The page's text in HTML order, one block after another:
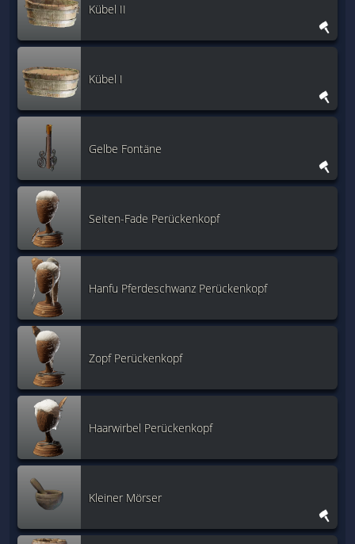
Kübel II
Kübel I
Gelbe Fontäne
Seiten-Fade Perückenkopf
Hanfu Pferdeschwanz Perückenkopf
Zopf Perückenkopf
Haarwirbel Perückenkopf
Kleiner Mörser